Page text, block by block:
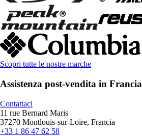
Scopri tutte le nostre marche
Assistenza post-vendita in Francia
Contattaci
11 rue Bernard Maris
37270 Montlouis-sur-Loire, Francia
+33 1 86 47 62 58